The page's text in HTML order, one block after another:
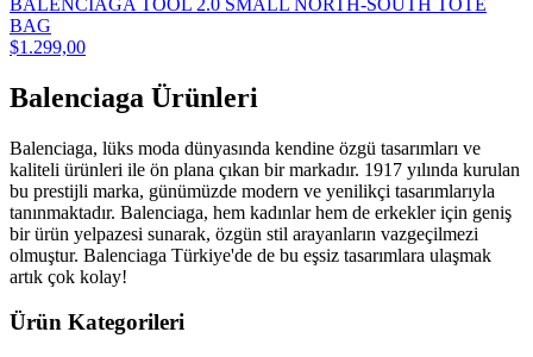
BAG
$1.299,00
Balenciaga Ürünleri
Balenciaga, lüks moda dünyasında kendine özgü tasarımları ve
kaliteli ürünleri ile ön plana çıkan bir markadır. 1917 yılında kurulan
bu prestijli marka, günümüzde modern ve yenilikçi tasarımlarıyla
tanınmaktadır. Balenciaga, hem kadınlar hem de erkekler için geniş
bir ürün yelpazesi sunarak, özgün stil arayanların vazgeçilmezi
olmuştur. Balenciaga Türkiye'de de bu eşsiz tasarımlara ulaşmak
artık çok kolay!
Ürün Kategorileri